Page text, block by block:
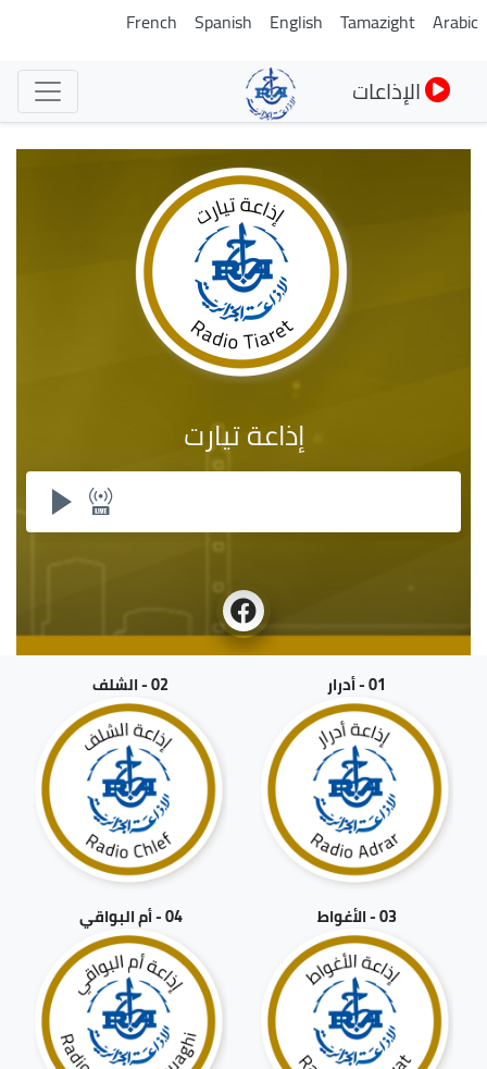
تجاوز
Arabic
Tamazight
English
Spanish
French
الإذاعات
إذاعة تيارت
01 - أدرار 02 - الشلف
03 - الأغواط 04 - أم البواقي